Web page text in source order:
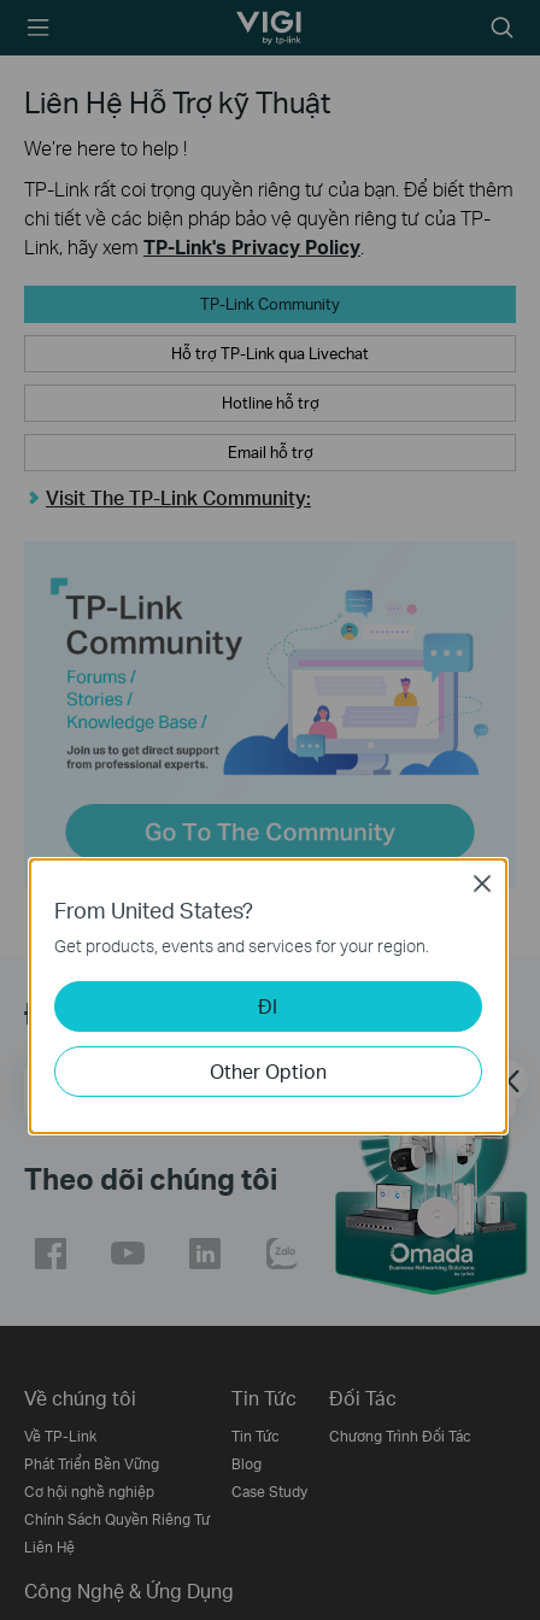
TP-Link, Reliably
Biểu
tượng
Liên Hệ Hỗ Trợ kỹ Thuật
We’re here to help !
TP-Link rất coi trọng quyền riêng tư của bạn. Để biết thêm
chi tiết về các biện pháp bảo vệ quyền riêng tư của TP-
Link, hãy xem TP-Link's Privacy Policy
TP-Link Community
Hỗ trợ TP-Link qua Livechat
Hotline hỗ trợ
Email hỗ trợ
Visit The TP-Link Community:
Đăng ký
Địa chỉ email Đăng Ký
Theo dõi chúng tôi
Về chúng tôi
Về TP-Link
Phát Triển Bền Vững
Cơ hội nghề nghiệp
Chính Sách Quyền Riêng Tư
Liên Hệ
Tin Tức
Tin Tức
Blog
Case Study
Đối Tác
Chương Trình Đối Tác
Công Nghệ & Ứng Dụng
From United States?
Get products, events and services for your region.
ĐI
Other Option
Close